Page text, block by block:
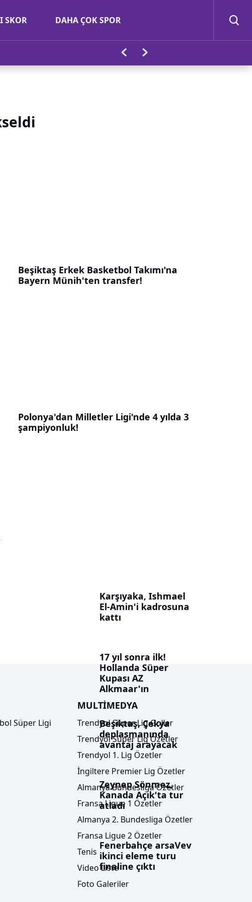
SKOR DAHA ÇOK SPOR
Beşiktaş Erkek Basketbol Takımı'na
Bayern Münih'ten transfer!
Polonya'dan Milletler Ligi'nde 4 yılda 3
şampiyonluk!
Karşıyaka, Ishmael
El-Amin'i kadrosuna
kattı
17 yıl sonra ilk!
Hollanda Süper
Kupası AZ
Alkmaar'ın
Beşiktaş, Çekya
deplasmanında
avantaj arayacak
Zeynep Sönmez,
Kanada Açık'ta tur
atladı
Fenerbahçe arsaVev
ikinci eleme turu
finaline çıktı
Süper Ligi
MULTİMEDYA
Trendyol Süper Lig Goller
Trendyol Süper Lig Özetler
Trendyol 1. Lig Özetler
İngiltere Premier Lig Özetler
Almanya Bundesliga Özetler
Fransa Ligue 1 Özetler
Almanya 2. Bundesliga Özetler
Fransa Ligue 2 Özetler
Tenis
Video Liste
Foto Galeriler